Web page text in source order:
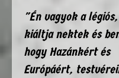
"Én vagyok a
kiáltja nektek és
hogy Hazánkért és
Európáért,